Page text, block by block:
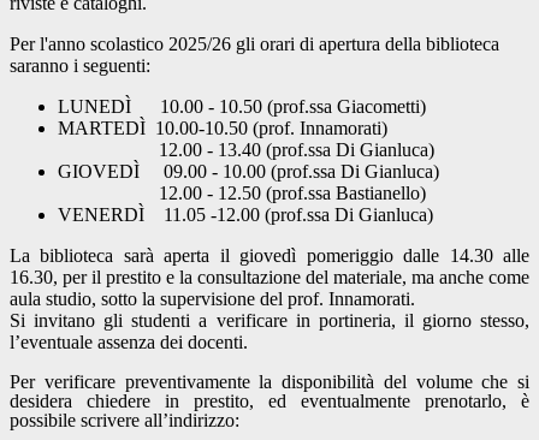
Per l'anno scolastico 2025/26 gli orari di apertura della biblioteca
saranno i seguenti:
LUNEDÌ 10.00 - 10.50 (prof.ssa Giacometti)
MARTEDÌ 10.00-10.50 (prof. Innamorati)
12.00 - 13.40 (prof.ssa Di Gianluca)
GIOVEDÌ 09.00 - 10.00 (prof.ssa Di Gianluca)
12.00 - 12.50 (prof.ssa Bastianello)
VENERDÌ 11.05 -12.00 (prof.ssa Di Gianluca)
La biblioteca sarà aperta il giovedì pomeriggio dalle 14.30 alle
16.30, per il prestito e la consultazione del materiale, ma anche come
aula studio, sotto la supervisione del prof. Innamorati.
Si invitano gli studenti a verificare in portineria, il giorno stesso,
l’eventuale assenza dei docenti.
Per verificare preventivamente la disponibilità del volume che si
desidera chiedere in prestito, ed eventualmente prenotarlo, è
possibile scrivere all’indirizzo: